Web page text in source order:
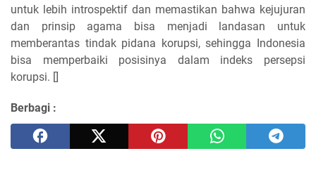
untuk lebih introspektif dan memastikan bahwa kejujuran
dan prinsip agama bisa menjadi landasan untuk
memberantas tindak pidana korupsi, sehingga Indonesia
bisa memperbaiki posisinya dalam indeks persepsi
korupsi. []
Berbagi :